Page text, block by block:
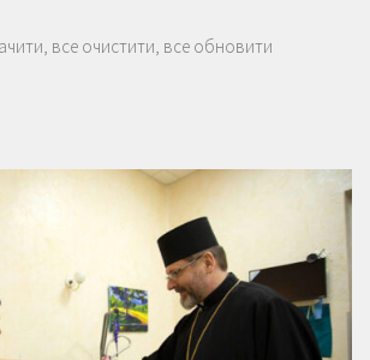
все очистити, все обновити